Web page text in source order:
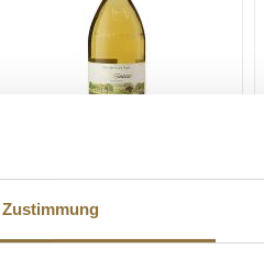
Zustimmung
Jörg Geiger PriSecco
ml